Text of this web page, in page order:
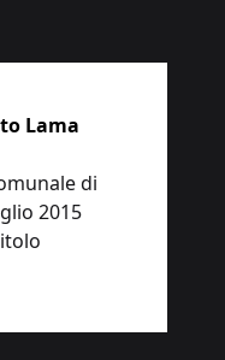
Lama
di
2015